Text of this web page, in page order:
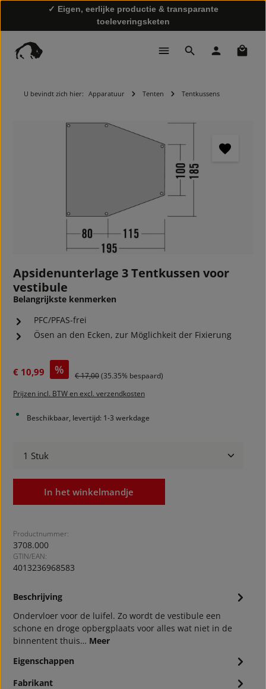
✓ Snelle levering & gratis retourzending
✓ Eigen, eerlijke productie & transparante
toeleveringsketen
U bevindt zich hier: Apparatuur Tenten Tentkussens
Afbeeldingengalerij overslaan
Apsidenunterlage 3 Tentkussen voor
vestibule
Belangrijkste kenmerken
PFC/PFAS-frei
Ösen an den Ecken, zur Möglichkeit der Fixierung
Verkoopprijs:
€ 10,99 % Normale prijs:
€ 17,00(35.35% bespaard)
Prijzen incl. BTW en excl. verzendkosten
Beschikbaar, levertijd: 1-3 werkdage
Producthoeveelheid: Voer de gewenste
In het winkelmandje
Productnummer:
3708.000
GTIN/EAN:
4013236968583
Beschrijving
Ondervloer voor de luifel. Zo wordt de vestibule een
schone en droge opbergplaats voor alles wat niet in de
binnentent thuis… Meer
Eigenschappen
Fabrikant